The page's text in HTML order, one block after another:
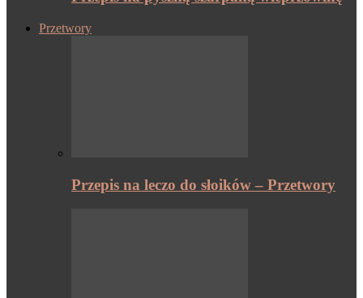
Przetwory
Przepis na leczo do słoików – Przetwory